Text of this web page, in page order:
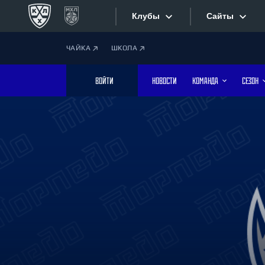
Клубы
Дивизион Боброва
Лада
Сайты
Фотобанк
ЧАЙКА ШКОЛА
ВОЙТИ НОВОСТИ КОМАНДА СЕЗОН